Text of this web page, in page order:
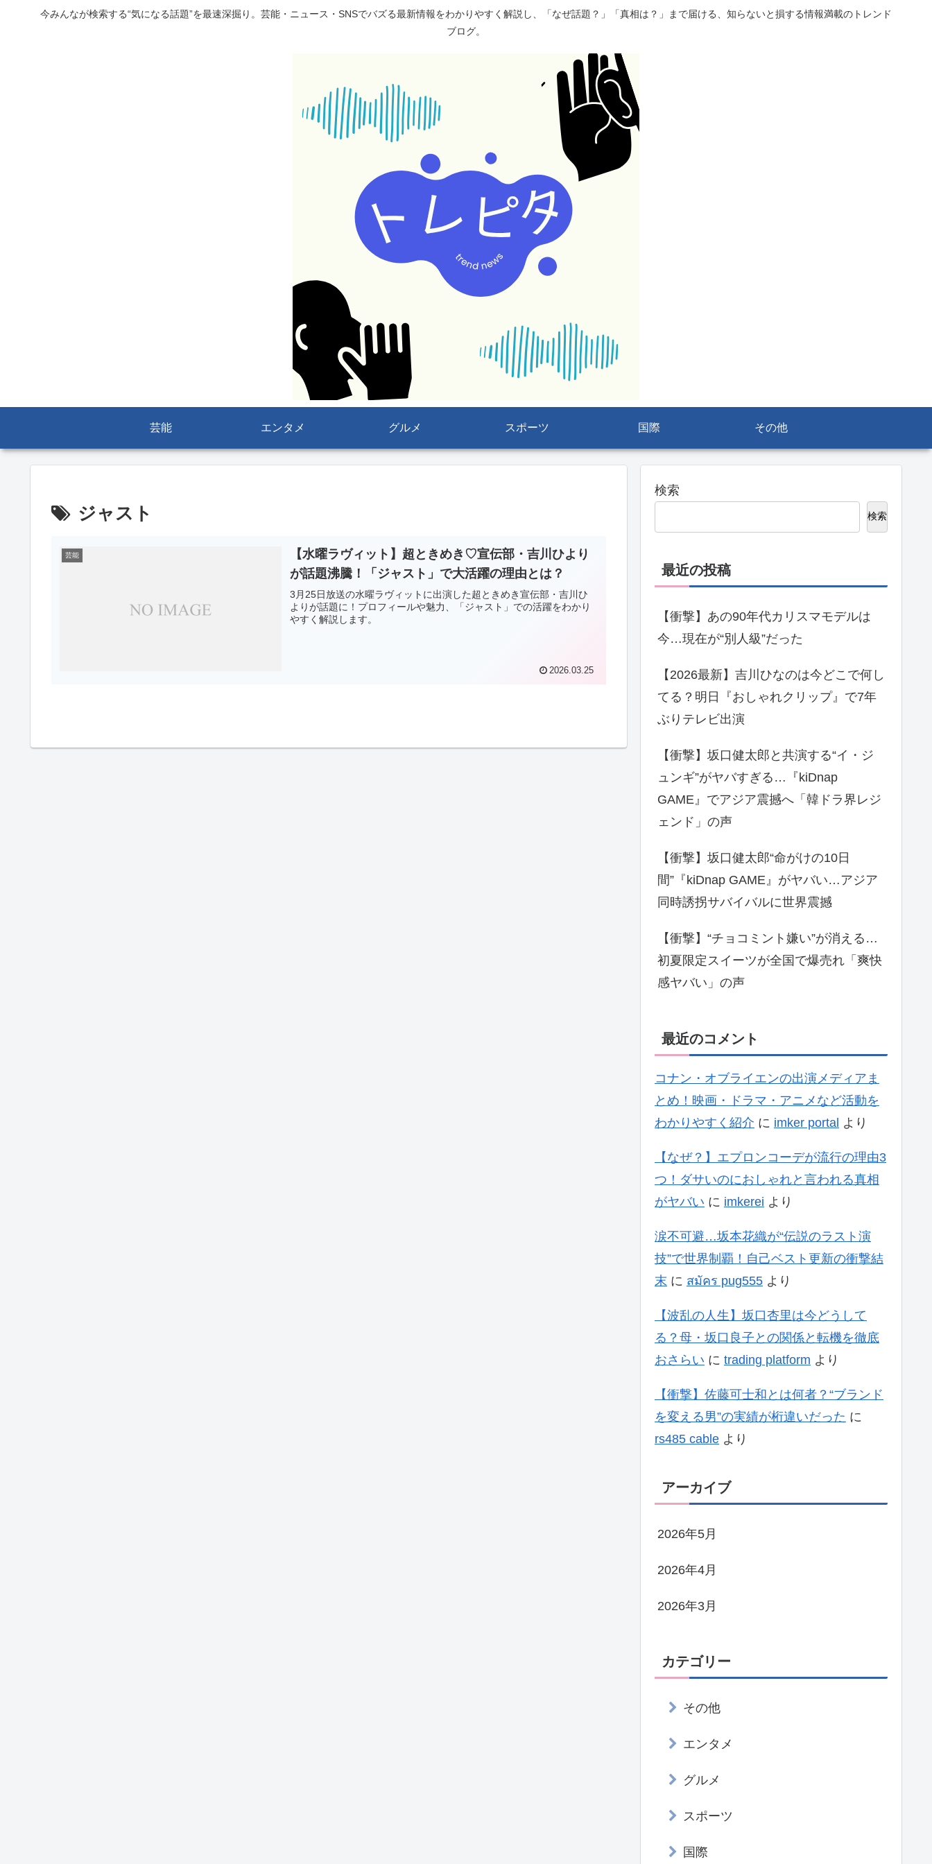
今みんなが検索する“気になる話題”を最速深掘り。芸能・ニュース・SNSでバズる最新情報をわかりやすく解説し、「なぜ話題？」「真相は？」まで届ける、知らないと損する情報満載のトレンド
ブログ。
芸能 エンタメ グルメ スポーツ 国際 その他
ジャスト
芸能
【水曜ラヴィット】超ときめき♡宣伝部・吉川ひより
が話題沸騰！「ジャスト」で大活躍の理由とは？
3月25日放送の水曜ラヴィットに出演した超ときめき宣伝部・吉川ひ
よりが話題に！プロフィールや魅力、「ジャスト」での活躍をわかり
やすく解説します。
2026.03.25
検索
検索
最近の投稿
【衝撃】あの90年代カリスマモデルは
今…現在が“別人級”だった
【2026最新】吉川ひなのは今どこで何し
てる？明日『おしゃれクリップ』で7年
ぶりテレビ出演
【衝撃】坂口健太郎と共演する“イ・ジ
ュンギ”がヤバすぎる…『kiDnap
GAME』でアジア震撼へ「韓ドラ界レジ
ェンド」の声
【衝撃】坂口健太郎“命がけの10日
間”『kiDnap GAME』がヤバい…アジア
同時誘拐サバイバルに世界震撼
【衝撃】“チョコミント嫌い”が消える…
初夏限定スイーツが全国で爆売れ「爽快
感ヤバい」の声
最近のコメント
コナン・オブライエンの出演メディアま
とめ！映画・ドラマ・アニメなど活動を
わかりやすく紹介 に imker portal より
【なぜ？】エプロンコーデが流行の理由3
つ！ダサいのにおしゃれと言われる真相
がヤバい に imkerei より
涙不可避…坂本花織が“伝説のラスト演
技”で世界制覇！自己ベスト更新の衝撃結
末 に สมัคร pug555 より
【波乱の人生】坂口杏里は今どうして
る？母・坂口良子との関係と転機を徹底
おさらい に trading platform より
【衝撃】佐藤可士和とは何者？“ブランド
を変える男”の実績が桁違いだった に
rs485 cable より
アーカイブ
2026年5月
2026年4月
2026年3月
カテゴリー
その他
エンタメ
グルメ
スポーツ
国際